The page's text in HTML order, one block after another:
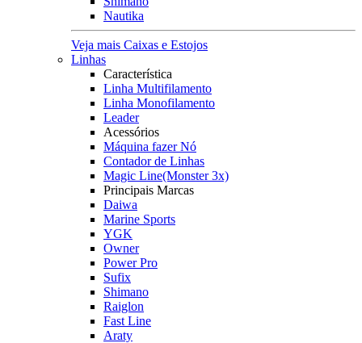
Nautika
Veja mais Caixas e Estojos
Linhas
Característica
Linha Multifilamento
Linha Monofilamento
Leader
Acessórios
Máquina fazer Nó
Contador de Linhas
Magic Line(Monster 3x)
Principais Marcas
Daiwa
Marine Sports
YGK
Owner
Power Pro
Sufix
Shimano
Raiglon
Fast Line
Araty